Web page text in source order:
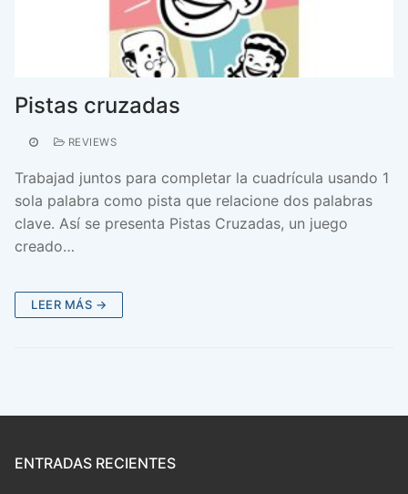
Pistas cruzadas
REVIEWS
Trabajad juntos para completar la cuadrícula usando 1
sola palabra como pista que relacione dos palabras
clave. Así se presenta Pistas Cruzadas, un juego
creado…
LEER MÁS →
ENTRADAS RECIENTES